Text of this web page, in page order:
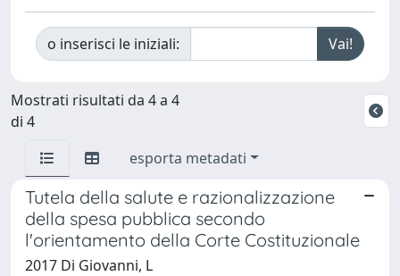
o inserisci le iniziali:
Mostrati risultati da 4 a 4
di 4
esporta metadati
Tutela della salute e razionalizzazione
della spesa pubblica secondo
l'orientamento della Corte Costituzionale
2017 Di Giovanni, L